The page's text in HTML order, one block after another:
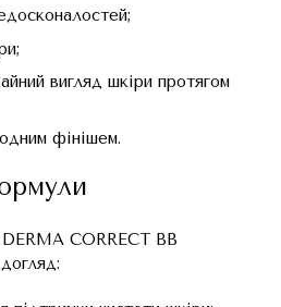
вигляд шкіри протягом
фінішем.
CORRECT BB